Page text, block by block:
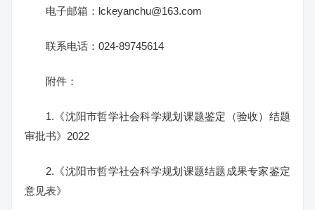
电子邮箱：lckeyanchu@163.com
联系电话：024-89745614
附件：
1.《沈阳市哲学社会科学规划课题鉴定（验收）结题
审批书》2022
2.《沈阳市哲学社会科学规划课题结题成果专家鉴定
意见表》